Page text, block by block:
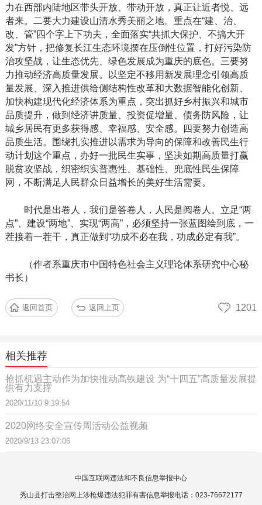
力在西部内陆地区带头开放、带动开放，真正让近者悦、远
者来。二要大力建设山清水秀美丽之地。重点在“建、治、
改、管”四个字上下功夫，全面落实“共抓大保护、不搞大开
发”方针，把修复长江生态环境摆在压倒性位置，打好污染防
治攻坚战，让生态优先、绿色发展成为重庆的底色。三要努
力推动经济高质量发展。以坚定不移用新发展理念引领高质
量发展、深入推进供给侧结构性改革和大数据智能化创新、
加快构建现代化经济体系为重点，突出抓好乡村振兴和城市
品质提升，做到经济讲质量、投资促增量、债务防风险，让
城乡居民有更多获得感、幸福感、安全感。四要努力创造高
品质生活。围绕扎实推进以需求为导向的保障和改善民生行
动计划这个重点，办好一批民生实事，坚决如期高质量打赢
脱贫攻坚战，织密织实普惠性、基础性、兜底性民生保障
网，不断满足人民群众日益增长的美好生活需要。
时代是出卷人，我们是答卷人，人民是阅卷人。立足“两
点”、建设“两地”、实现“两高”，必须坚持一张蓝图绘到底，一
茬接着一茬干，真正做到“功成不必在我，功成必定有我”。
（作者系重庆市中国特色社会主义理论体系研究中心秘
书长）
返回首页 返回上页 1201
相关推荐
抢抓机遇主动作为加快推动高铁建设 为“十四五”高质量发展提
供有力支撑
2020/11/10 9:19:54
2020网络安全宣传周活动公益视频
2020/9/13 23:07:06
中国互联网违法和不良信息举报中心
秀山县打击整治网上涉枪爆违法犯罪有害信息举报电话：023-76672177